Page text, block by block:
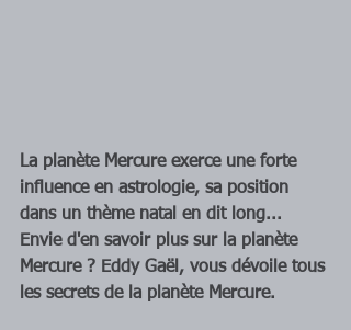
La planète Mercure exerce une forte
influence en astrologie, sa position
dans un thème natal en dit long...
Envie d'en savoir plus sur la planète
Mercure ? Eddy Gaël, vous dévoile tous
les secrets de la planète Mercure.